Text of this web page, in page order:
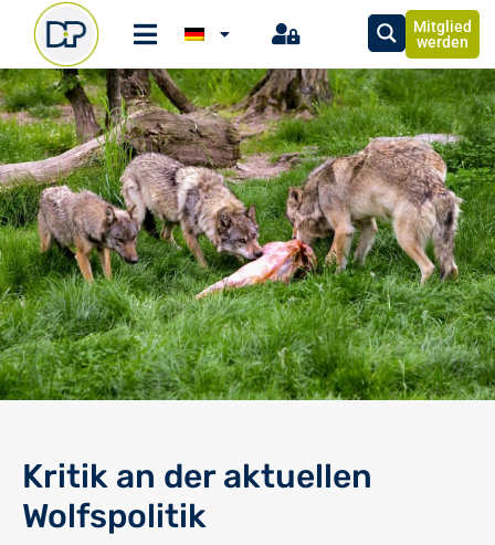
Mitglied
werden
Kritik an der aktuellen
Wolfspolitik